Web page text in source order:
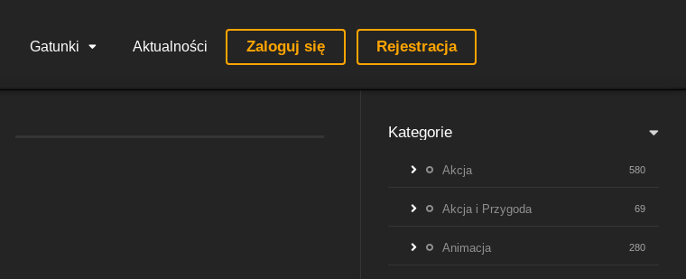
Gatunki Aktualności Zaloguj się Rejestracja
Kategorie
Akcja 580
Akcja i Przygoda 69
Animacja 280